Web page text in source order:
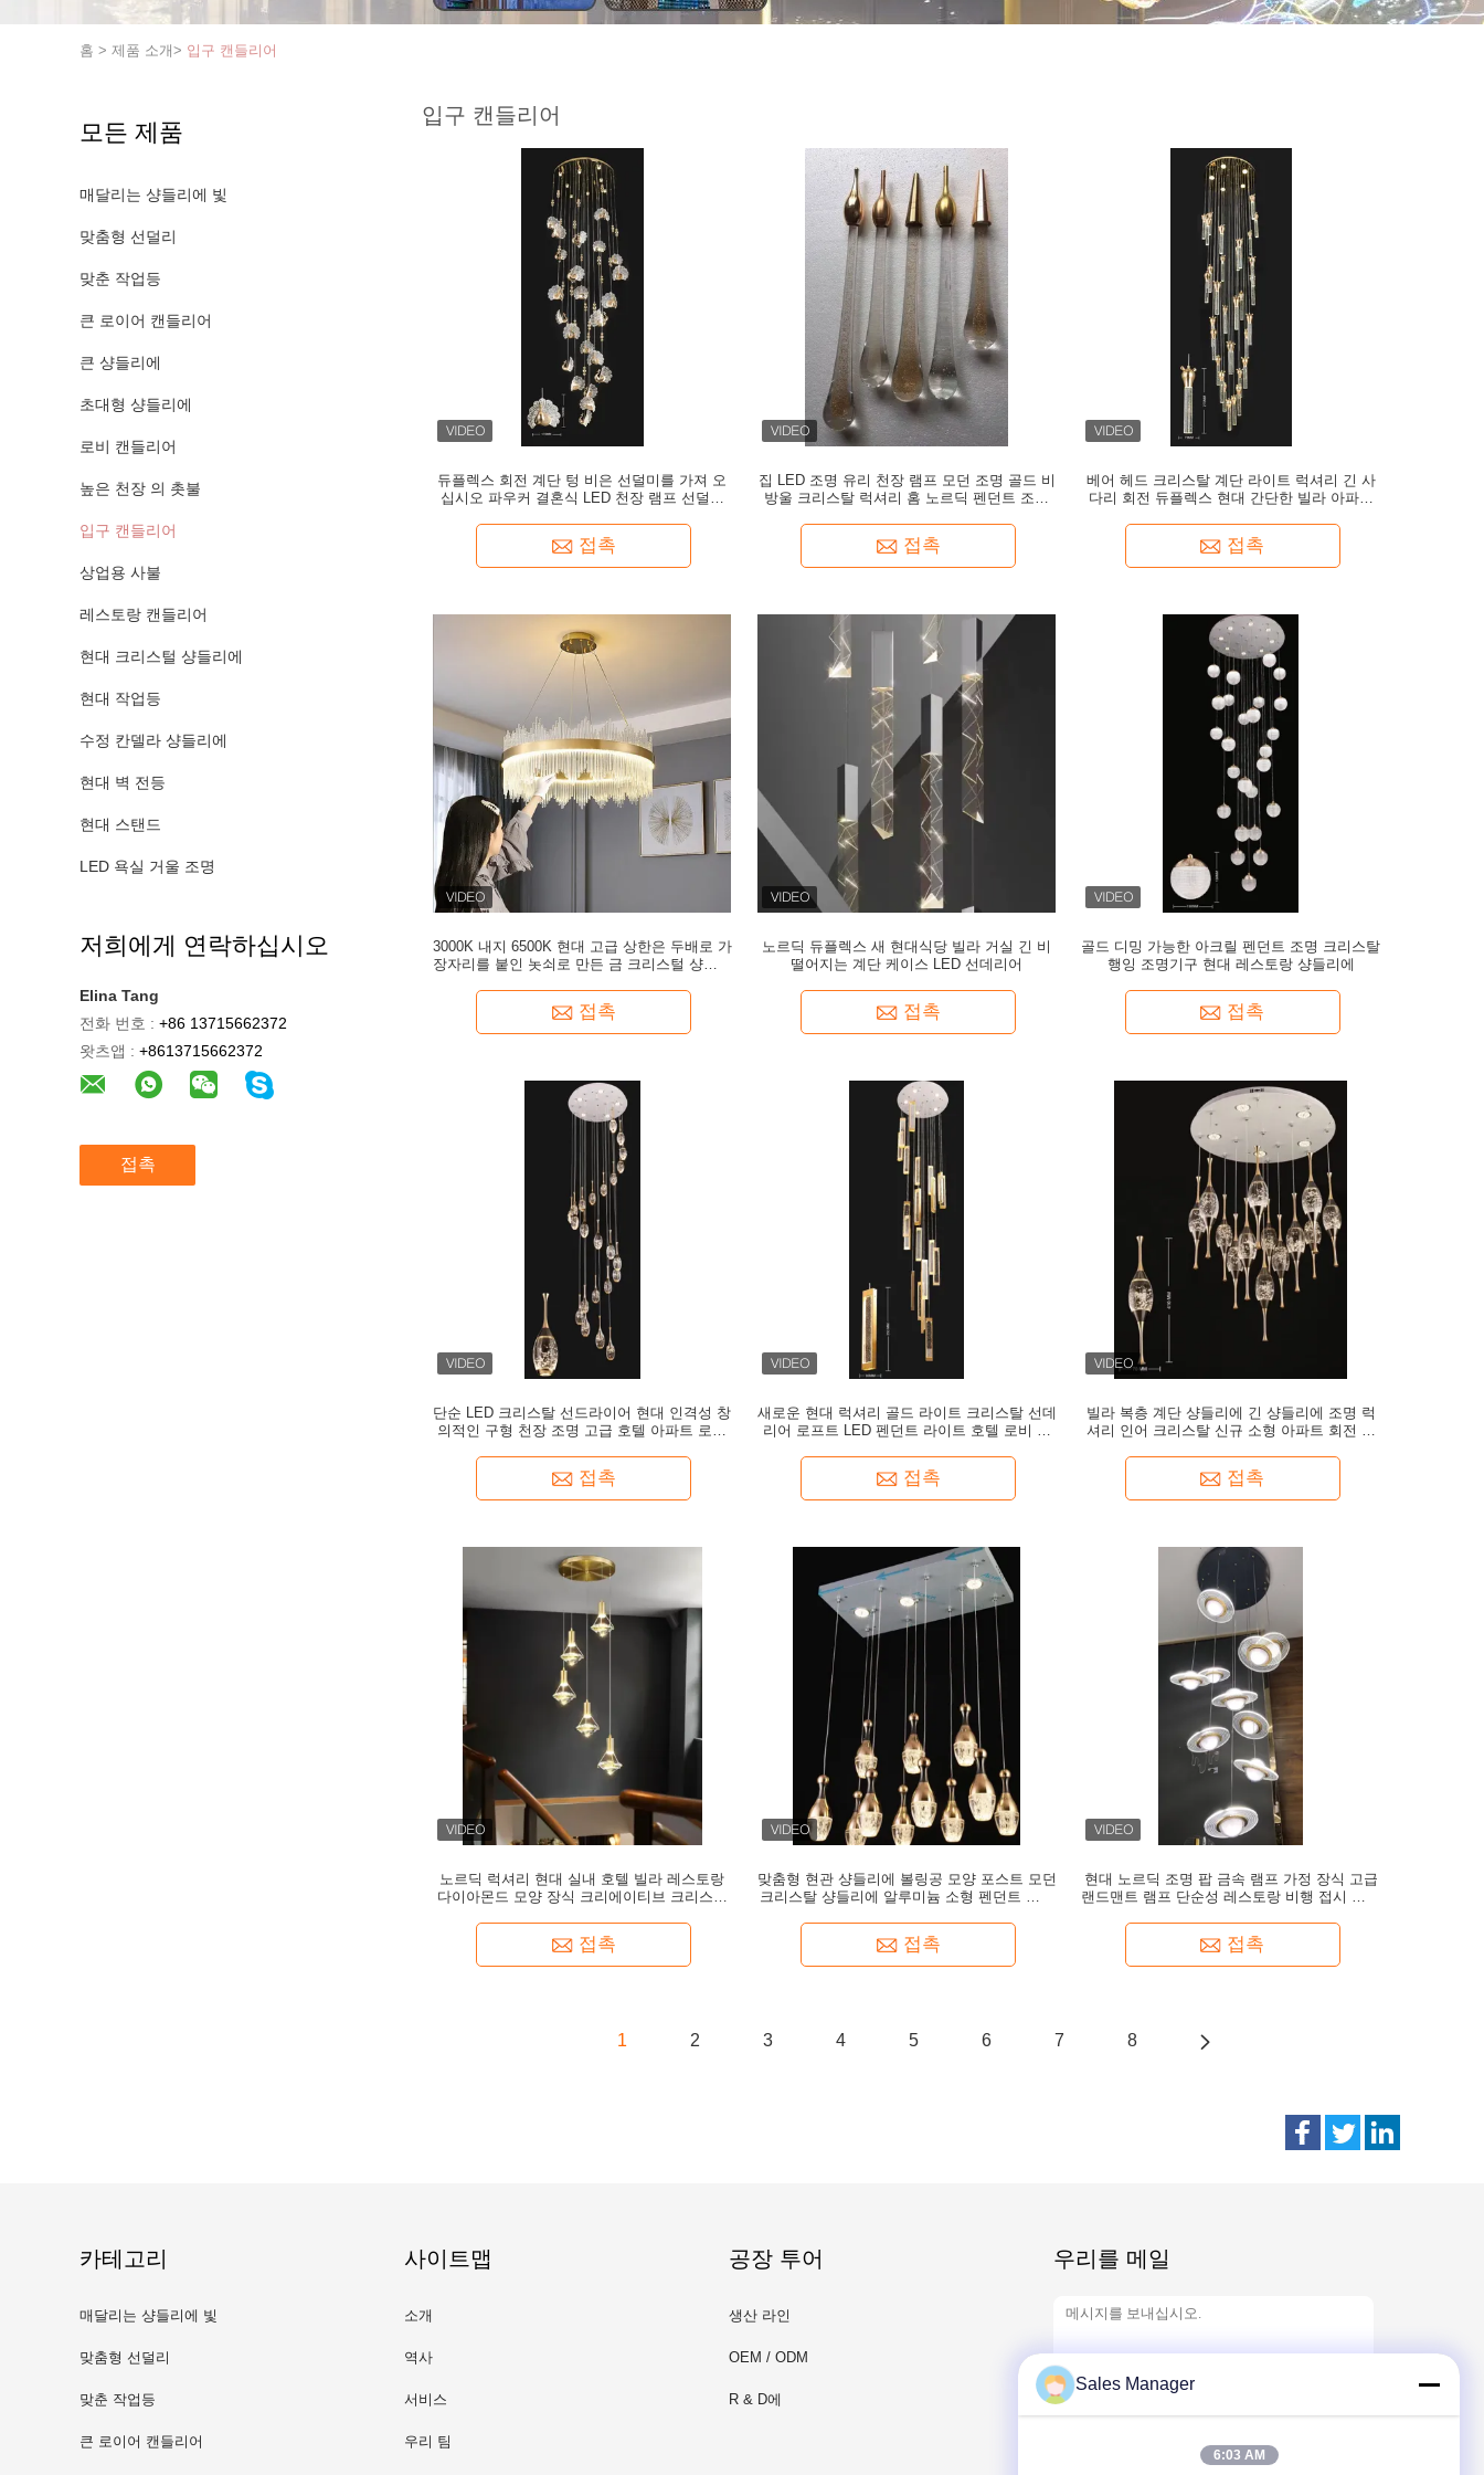
홈 > 제품 소개> 입구 캔들리어
모든 제품
매달리는 샹들리에 빛
맞춤형 선덜리
맞춘 작업등
큰 로이어 캔들리어
큰 샹들리에
초대형 샹들리에
로비 캔들리어
높은 천장 의 촛불
입구 캔들리어
상업용 사불
레스토랑 캔들리어
현대 크리스털 샹들리에
현대 작업등
수정 칸델라 샹들리에
현대 벽 전등
현대 스탠드
LED 욕실 거울 조명
저희에게 연락하십시오
Elina Tang
전화 번호 : +86 13715662372
왓츠앱 : +8613715662372
접촉
입구 캔들리어
듀플렉스 회전 계단 텅 비은 선덜미를 가져 오
십시오 파우커 결혼식 LED 천장 램프 선덜미
접촉
집 LED 조명 유리 천장 램프 모던 조명 골드 비
방울 크리스탈 럭셔리 홈 노르딕 펜던트 조명
접촉
베어 헤드 크리스탈 계단 라이트 럭셔리 긴 사
다리 회전 듀플렉스 현대 간단한 빌라 아파트
접촉
3000K 내지 6500K 현대 고급 상한은 두배로 가
장자리를 붙인 놋쇠로 만든 금 크리스털 샹들리
접촉
노르딕 듀플렉스 새 현대식당 빌라 거실 긴 비
떨어지는 계단 케이스 LED 선데리어
접촉
골드 디밍 가능한 아크릴 펜던트 조명 크리스탈
행잉 조명기구 현대 레스토랑 샹들리에
접촉
단순 LED 크리스탈 선드라이어 현대 인격성 창
의적인 구형 천장 조명 고급 호텔 아파트 로비
접촉
새로운 현대 럭셔리 골드 라이트 크리스탈 선데
리어 로프트 LED 펜던트 라이트 호텔 로비 계
접촉
빌라 복층 계단 샹들리에 긴 샹들리에 조명 럭
셔리 인어 크리스탈 신규 소형 아파트 회전 샹
접촉
노르딕 럭셔리 현대 실내 호텔 빌라 레스토랑
다이아몬드 모양 장식 크리에이티브 크리스탈
접촉
맞춤형 현관 샹들리에 볼링공 모양 포스트 모던
크리스탈 샹들리에 알루미늄 소형 펜던트 조명
접촉
현대 노르딕 조명 팝 금속 램프 가정 장식 고급
랜드맨트 램프 단순성 레스토랑 비행 접시 선덜
접촉
1 2 3 4 5 6 7 8
카테고리
매달리는 샹들리에 빛
맞춤형 선덜리
맞춘 작업등
큰 로이어 캔들리어
사이트맵
소개
역사
서비스
우리 팀
공장 투어
생산 라인
OEM / ODM
R & D에
우리를 메일
Sales Manager
6:03 AM